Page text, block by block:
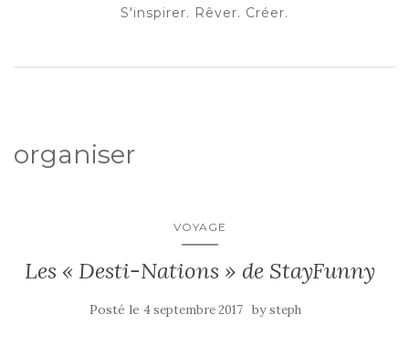
S'inspirer. Rêver. Créer.
organiser
VOYAGE
Les « Desti-Nations » de StayFunny
Posté le 4 septembre 2017 bysteph